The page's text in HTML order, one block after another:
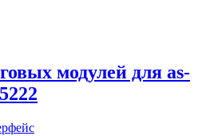
модулей для as-